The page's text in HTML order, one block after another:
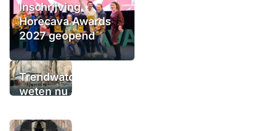
Inschrijving
Horecava Awards
2027 geopend
Trendwatchers
weten nu al wat
moet bieden: